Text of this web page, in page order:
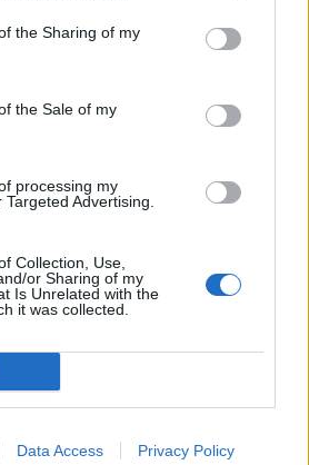
the Sharing of my
the Sale of my
processing my
Advertising.
Collection, Use,
or Sharing of my
Is Unrelated with the
it was collected.
Data Access Privacy Policy